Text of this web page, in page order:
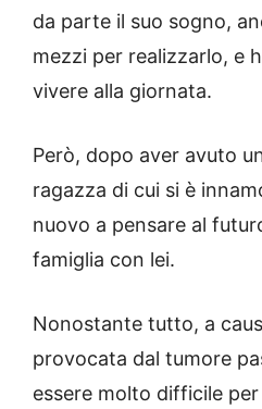
da parte il suo sogno,
mezzi per realizzarlo, e
vivere alla giornata.
Però, dopo aver avuto
ragazza di cui si è
nuovo a pensare al
famiglia con lei.
Nonostante tutto, a
provocata dal tumore
essere molto difficile